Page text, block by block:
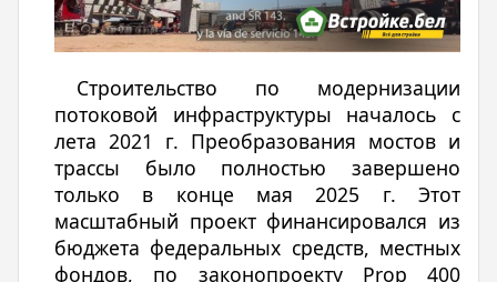
Строительство по модернизации
потоковой инфраструктуры началось с
лета 2021 г. Преобразования мостов и
трассы было полностью завершено
только в конце мая 2025 г. Этот
масштабный проект финансировался из
бюджета федеральных средств, местных
фондов, по законопроекту Prop 400